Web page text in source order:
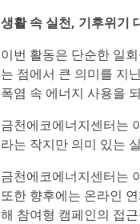
생활 속 실천, 기후위기
이번 활동은 단순한 일
는 점에서 큰 의미를 지
폭염 속 에너지 사용을
금천에코에너지센터는
라는 작지만 의미 있는
금천에코에너지센터는
또한 향후에는 온라인
해 참여형 캠페인의 접